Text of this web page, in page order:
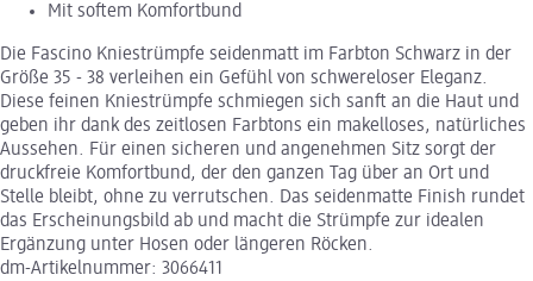
Mit softem Komfortbund
Die Fascino Kniestrümpfe seidenmatt im Farbton Schwarz in der
Größe 35 - 38 verleihen ein Gefühl von schwereloser Eleganz.
Diese feinen Kniestrümpfe schmiegen sich sanft an die Haut und
geben ihr dank des zeitlosen Farbtons ein makelloses, natürliches
Aussehen. Für einen sicheren und angenehmen Sitz sorgt der
druckfreie Komfortbund, der den ganzen Tag über an Ort und
Stelle bleibt, ohne zu verrutschen. Das seidenmatte Finish rundet
das Erscheinungsbild ab und macht die Strümpfe zur idealen
Ergänzung unter Hosen oder längeren Röcken.
dm-Artikelnummer: 3066411